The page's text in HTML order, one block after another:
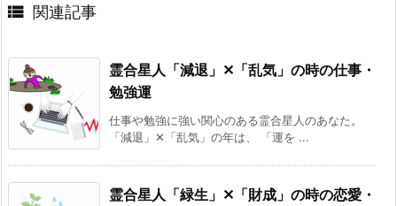
 関連記事
霊合星人「減退」✕「乱気」の時の仕事・
勉強運
仕事や勉強に強い関心のある霊合星人のあなた。
「減退」✕「乱気」の年は、 「運を ...
霊合星人「緑生」✕「財成」の時の恋愛・